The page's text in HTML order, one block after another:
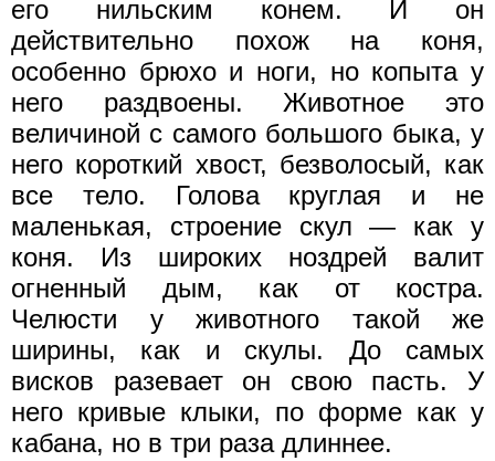
его нильским конем. И он
действительно похож на коня,
особенно брюхо и ноги, но копыта у
него раздвоены. Животное это
величиной с самого большого быка, у
него короткий хвост, безволосый, как
все тело. Голова круглая и не
маленькая, строение скул — как у
коня. Из широких ноздрей валит
огненный дым, как от костра.
Челюсти у животного такой же
ширины, как и скулы. До самых
висков разевает он свою пасть. У
него кривые клыки, по форме как у
кабана, но в три раза длиннее.